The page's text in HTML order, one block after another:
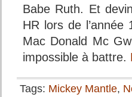
Babe Ruth. Et
HR lors de
Mac Donald Mc
impossible à battre.
Tags: Mickey Mantle,